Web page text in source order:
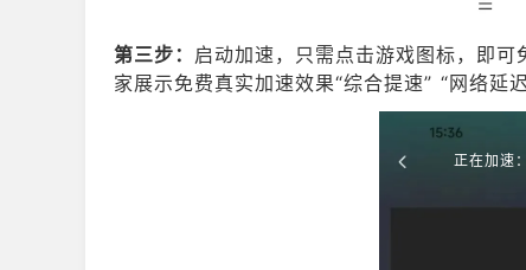
第三步： 启动加速，只需点击游戏图标，即
家展示免费真实加速效果“综合提速” “网络延
正在加速